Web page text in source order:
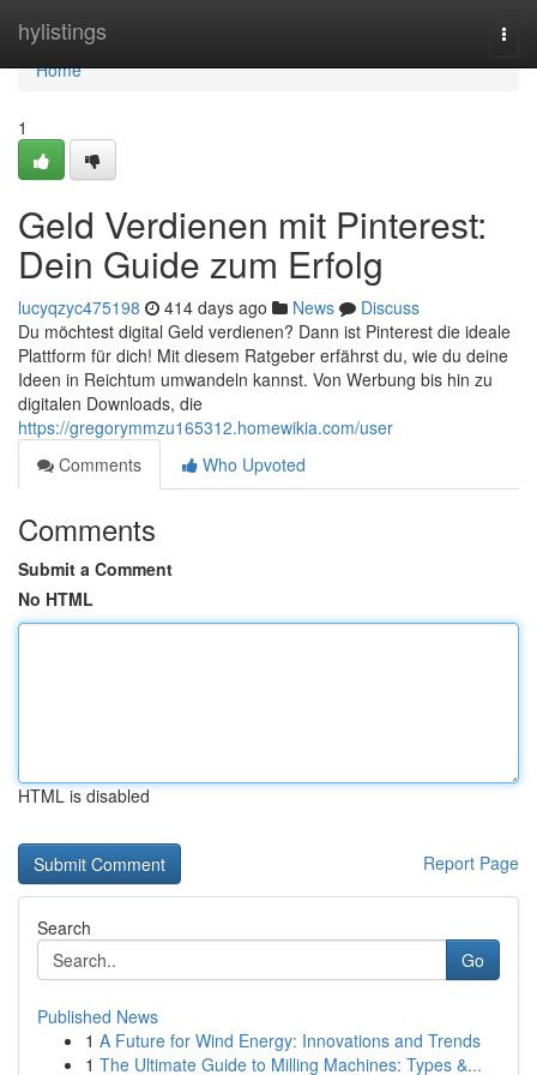
hylistings
Home
Home
1
Geld Verdienen mit Pinterest:
Dein Guide zum Erfolg
lucyqzyc475198 414 days ago News
Discuss
Du möchtest digital Geld verdienen? Dann ist Pinterest die ideale
Plattform für dich! Mit diesem Ratgeber erfährst du, wie du deine
Ideen in Reichtum umwandeln kannst. Von Werbung bis hin zu
digitalen Downloads, die
https://gregorymmzu165312.homewikia.com/user
Comments
Who Upvoted
Comments
Submit a Comment
No HTML
HTML is disabled
Report Page
Search
Go
Published News
1 A Future for Wind Energy: Innovations and Trends
1 The Ultimate Guide to Milling Machines: Types &...